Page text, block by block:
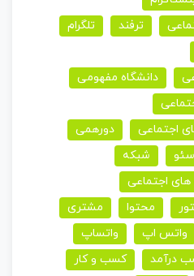
ترفند
تلگرام
دانشگاه مفهومی
اجتماعی
دورهمی
سئو
شبکه
اجتماعی
محتوا
مشتری
واتس اپ
واتساپ
درآمد
کسب و کار